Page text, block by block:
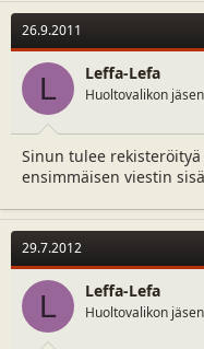
26.9.2011
L Leffa-Lefa
Huoltovalikon jäsen
Sinun tulee
ensimmäisen viestin
29.7.2012
L Leffa-Lefa
Huoltovalikon jäsen